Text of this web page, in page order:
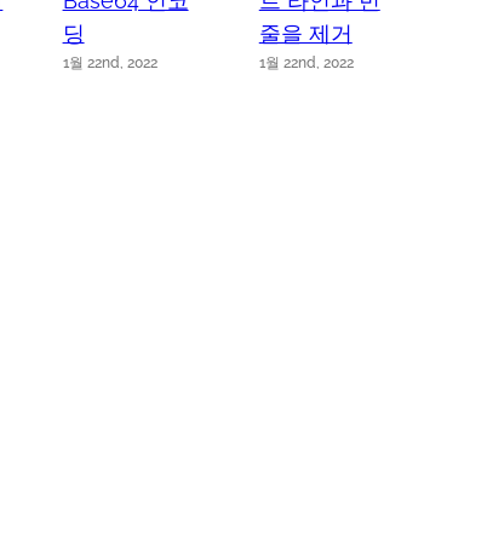
딩
1월 22nd, 2022
줄을 제거
1월 22nd, 2022